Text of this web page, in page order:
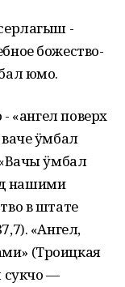
-
божество-
юмо.
«ангел поверх
ӱмбал
ӱмбал
нашими
в штате
«Ангел,
(Троицкая
сукчо —